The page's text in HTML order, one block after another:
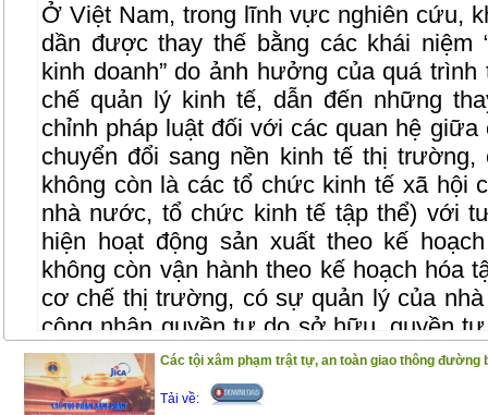
Ở Việt Nam, trong lĩnh vực nghiên cứu,
dần được thay thế bằng các khái niệm
kinh doanh” do ảnh hưởng của quá
chế quản lý kinh tế, dẫn đến những
chỉnh pháp luật đối với các quan hệ
chuyển đổi sang nền kinh tế thị
không còn là các tổ chức kinh tế xã hội
nhà nước, tổ chức kinh tế tập thể) với
hiện hoạt động sản xuất theo kế
không còn vận hành theo kế hoạch hóa
cơ chế thị trường, có sự quản lý của
công nhận quyền tự do sở hữu, quyền
chịu nhiều tác động tất yếu của quá
Những thay đổi này dẫn đến yêu cầu
Các tội xâm phạm trật tự, an toàn giao thông đường
Tải về: